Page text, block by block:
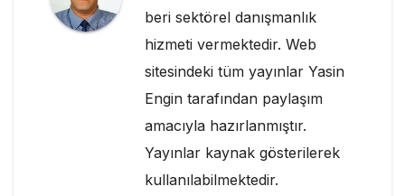
beri sektörel danışmanlık
hizmeti vermektedir. Web
sitesindeki tüm yayınlar Yasin
Engin tarafından paylaşım
amacıyla hazırlanmıştır.
Yayınlar kaynak gösterilerek
kullanılabilmektedir.